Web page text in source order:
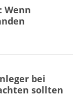
Wenn
bei
sollten